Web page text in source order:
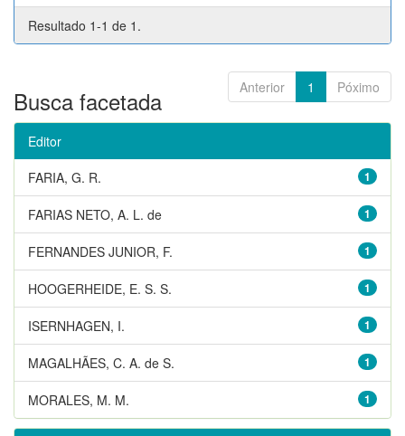
Resultado 1-1 de 1.
Anterior 1 Póximo
Busca facetada
Editor
1
FARIA, G. R.
1
FARIAS NETO, A. L. de
1
FERNANDES JUNIOR, F.
1
HOOGERHEIDE, E. S. S.
1
ISERNHAGEN, I.
1
MAGALHÃES, C. A. de S.
1
MORALES, M. M.